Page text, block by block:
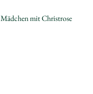
Mädchen mit Christrose